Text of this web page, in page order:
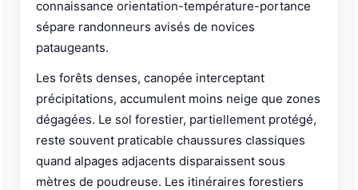
connaissance orientation-température-portance
sépare randonneurs avisés de novices
pataugeants.
Les forêts denses, canopée interceptant
précipitations, accumulent moins neige que zones
dégagées. Le sol forestier, partiellement protégé,
reste souvent praticable chaussures classiques
quand alpages adjacents disparaissent sous
mètres de poudreuse. Les itinéraires forestiers